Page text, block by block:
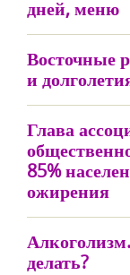
дней, меню
Восточные
и
Глава
85%
ожирения
делать?